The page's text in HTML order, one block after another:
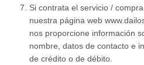
Si contrata el servicio /
nuestra página web
nos proporcione información
nombre, datos de contacto e
de crédito o de débito.